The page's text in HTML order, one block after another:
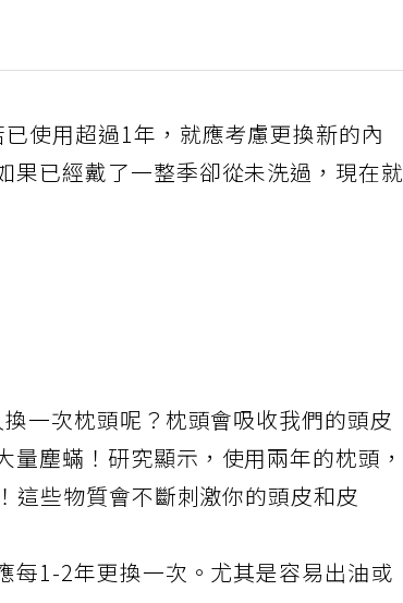
使用超過1年，就應考慮更換新的內
已經戴了一整季卻從未洗過，現在就
一次枕頭呢？枕頭會吸收我們的頭皮
塵蟎！研究顯示，使用兩年的枕頭，
這些物質會不斷刺激你的頭皮和皮
每1-2年更換一次。尤其是容易出油或